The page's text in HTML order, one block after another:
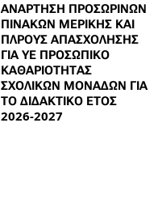
ΑΝΑΡΤΗΣΗ ΠΡΟΣΩΡΙΝΩΝ
ΠΙΝΑΚΩΝ ΜΕΡΙΚΗΣ ΚΑΙ
ΠΛΡΟΥΣ ΑΠΑΣΧΟΛΗΣΗΣ
ΓΙΑ ΥΕ ΠΡΟΣΩΠΙΚΟ
ΚΑΘΑΡΙΟΤΗΤΑΣ
ΣΧΟΛΙΚΩΝ ΜΟΝΑΔΩΝ ΓΙΑ
ΤΟ ΔΙΔΑΚΤΙΚΟ ΕΤΟΣ
2026-2027